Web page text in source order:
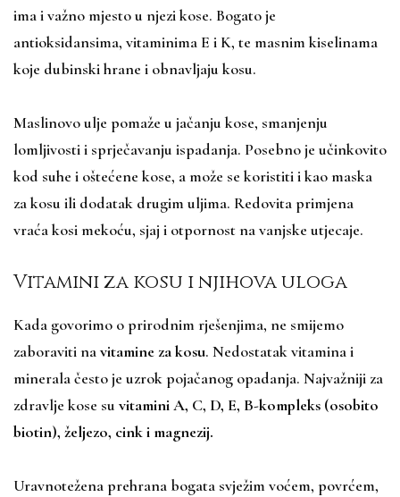
ima i važno mjesto u njezi kose. Bogato je
antioksidansima, vitaminima E i K, te masnim kiselinama
koje dubinski hrane i obnavljaju kosu.
Maslinovo ulje pomaže u jačanju kose, smanjenju
lomljivosti i sprječavanju ispadanja. Posebno je učinkovito
kod suhe i oštećene kose, a može se koristiti i kao maska
za kosu ili dodatak drugim uljima. Redovita primjena
vraća kosi mekoću, sjaj i otpornost na vanjske utjecaje.
Vitamini za kosu i njihova uloga
Kada govorimo o prirodnim rješenjima, ne smijemo
zaboraviti navitamine za kosu. Nedostatak vitamina i
minerala često je uzrok pojačanog opadanja. Najvažniji za
zdravlje kose su vitamini A, C, D, E, B-kompleks (osobito
biotin), željezo, cink i magnezij.
Uravnotežena prehrana bogata svježim voćem, povrćem,